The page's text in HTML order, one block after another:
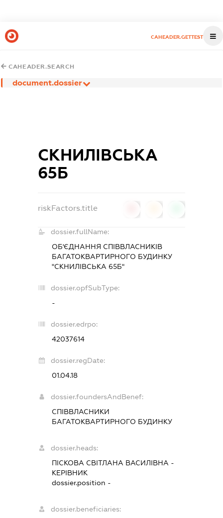
CAHEADER.GETTEST
CAHEADER.SEARCH
document.dossier
СКНИЛІВСЬКА
65Б
riskFactors.title
dossier.fullName:
ОБ'ЄДНАННЯ СПІВВЛАСНИКІВ
БАГАТОКВАРТИРНОГО БУДИНКУ
"СКНИЛІВСЬКА 65Б"
dossier.opfSubType:
-
dossier.edrpo:
42037614
dossier.regDate:
01.04.18
dossier.foundersAndBenef:
СПІВВЛАСНИКИ
БАГАТОКВАРТИРНОГО БУДИНКУ
dossier.heads:
ПІСКОВА СВІТЛАНА ВАСИЛІВНА -
КЕРІВНИК
dossier.position -
dossier.beneficiaries: